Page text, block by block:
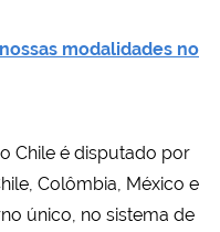
modalidades no
Chile é disputado por
Colômbia, México e
único, no sistema de